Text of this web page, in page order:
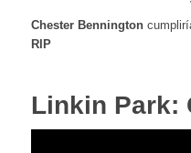
Chester Bennington
RIP
Linkin Park: